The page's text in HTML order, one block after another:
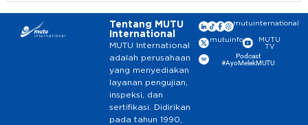
Tentang MUTU
International
MUTU International
adalah perusahaan
yang menyediakan
layanan pengujian,
inspeksi, dan
sertifikasi. Didirikan
pada tahun 1990,
mutuinternational
mutuinfo
MUTU
TV
Podcast
#AyoMelekMUTU